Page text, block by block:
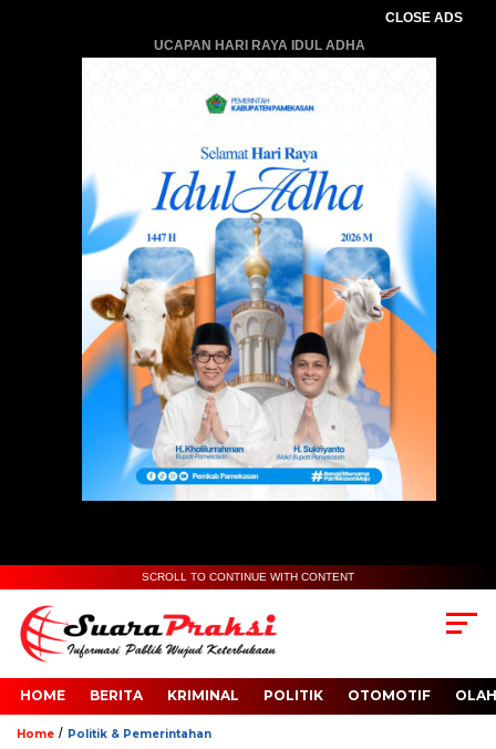
CLOSE ADS
UCAPAN HARI RAYA IDUL ADHA
SCROLL TO CONTINUE WITH CONTENT
HOME BERITA KRIMINAL POLITIK OTOMOTIF
Home / Politik & Pemerintahan